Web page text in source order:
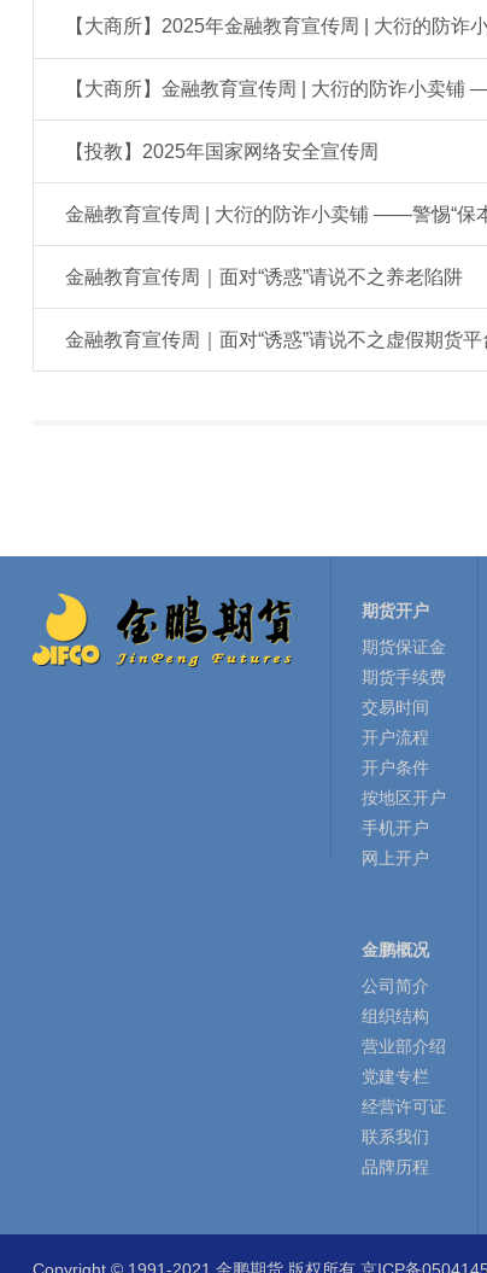
【大商所】2025年金融教育宣传周 | 大衍的防诈
【大商所】金融教育宣传周 | 大衍的防诈小卖铺
【投教】2025年国家网络安全宣传周
金融教育宣传周 | 大衍的防诈小卖铺 ——警惕“保
金融教育宣传周｜面对“诱惑”请说不之养老陷阱
金融教育宣传周｜面对“诱惑”请说不之虚假期货平
期货开户
期货保证金
期货手续费
交易时间
开户流程
开户条件
按地区开户
手机开户
网上开户
金鹏概况
公司简介
组织结构
营业部介绍
党建专栏
经营许可证
联系我们
品牌历程